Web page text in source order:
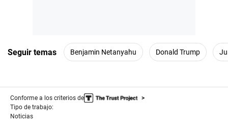
Seguir temas Benjamin Netanyahu Donald Trump
Conforme a los criterios de
Tipo de trabajo:
Noticias